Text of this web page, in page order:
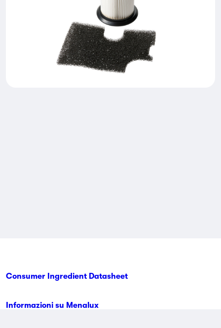
Consumer Ingredient Datasheet
Informazioni su Menalux